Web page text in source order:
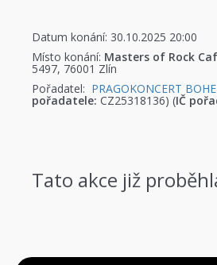
Datum konání: 30.10.2025 20:00
Místo konání: Masters of Rock
5497, 76001 Zlín
Pořadatel: PRAGOKONCERT
pořadatele: CZ25318136) (IČ
Tato akce již